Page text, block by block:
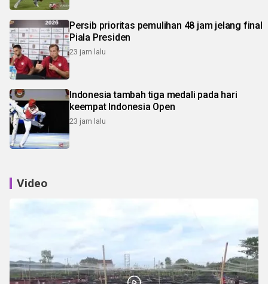
Persib prioritas pemulihan 48 jam jelang final
Piala Presiden
23 jam lalu
Indonesia tambah tiga medali pada hari
keempat Indonesia Open
23 jam lalu
Video